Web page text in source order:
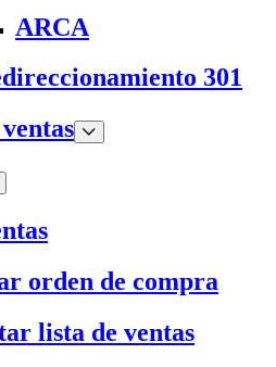
ARCA
301
orden de compra
lista de ventas